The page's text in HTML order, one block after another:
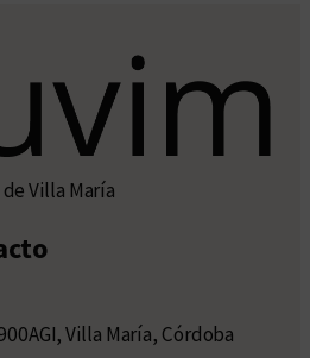
Villa María
Villa María, Córdoba